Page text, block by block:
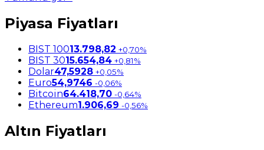
Piyasa Fiyatları
BIST 10013.798,82 +0,70%
BIST 3015.654,84 +0,81%
Dolar47,5928 +0,05%
Euro54,9746 -0,06%
Bitcoin64.418,70 -0,64%
Ethereum1.906,69 -0,56%
Altın Fiyatları